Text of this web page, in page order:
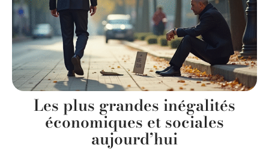
Les plus grandes inégalités
économiques et sociales
aujourd’hui